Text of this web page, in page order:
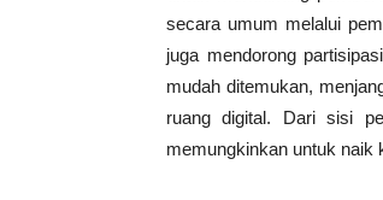
secara umum melalui
juga mendorong
mudah ditemukan,
ruang digital. Dari sisi
memungkinkan untuk naik